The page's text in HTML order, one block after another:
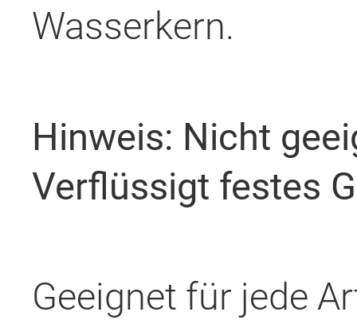
Wasserkern.
Hinweis: Nicht
Verflüssigt festes
Geeignet für jede